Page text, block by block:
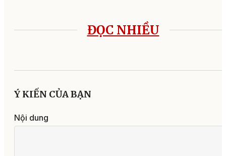
ĐỌC NHIỀU
Ý KIẾN CỦA BẠN
Nội dung